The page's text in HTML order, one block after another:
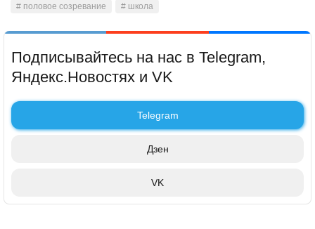
# половое созревание
# школа
Подписывайтесь на нас в Telegram,
Яндекс.Новостях и VK
Telegram
Дзен
VK